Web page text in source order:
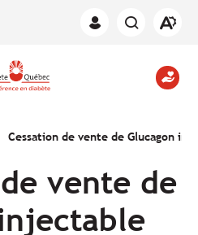
Espace
Ouvrir
Cessation de vente de Glucagon
vente de